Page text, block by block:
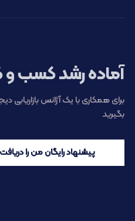
آماده رشد کسب و
برای همکاری با یک آژانس بازاریابی
بگیرید
پیشنهاد رایگان من را